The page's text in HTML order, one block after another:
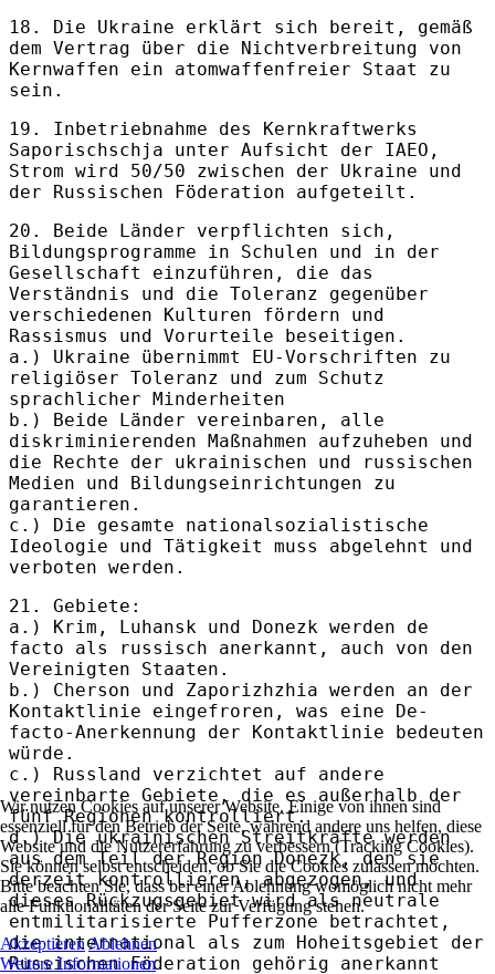
18. Die Ukraine erklärt sich bereit, gemäß
dem Vertrag über die Nichtverbreitung von
Kernwaffen ein atomwaffenfreier Staat zu
sein.
19. Inbetriebnahme des Kernkraftwerks
Saporischschja unter Aufsicht der IAEO,
Strom wird 50/50 zwischen der Ukraine und
der Russischen Föderation aufgeteilt.
20. Beide Länder verpflichten sich,
Bildungsprogramme in Schulen und in der
Gesellschaft einzuführen, die das
Verständnis und die Toleranz gegenüber
verschiedenen Kulturen fördern und
Rassismus und Vorurteile beseitigen.
a.) Ukraine übernimmt EU-Vorschriften zu
religiöser Toleranz und zum Schutz
sprachlicher Minderheiten
b.) Beide Länder vereinbaren, alle
diskriminierenden Maßnahmen aufzuheben und
die Rechte der ukrainischen und russischen
Medien und Bildungseinrichtungen zu
garantieren.
c.) Die gesamte nationalsozialistische
Ideologie und Tätigkeit muss abgelehnt und
verboten werden.
21. Gebiete:
a.) Krim, Luhansk und Donezk werden de
facto als russisch anerkannt, auch von den
Vereinigten Staaten.
b.) Cherson und Zaporizhzhia werden an der
Kontaktlinie eingefroren, was eine De-
facto-Anerkennung der Kontaktlinie bedeuten
würde.
c.) Russland verzichtet auf andere
vereinbarte Gebiete, die es außerhalb der
fünf Regionen kontrolliert.
d.) Die ukrainischen Streitkräfte werden
aus dem Teil der Region Donezk, den sie
derzeit kontrollieren, abgezogen, und
dieses Rückzugsgebiet wird als neutrale
entmilitarisierte Pufferzone betrachtet,
die international als zum Hoheitsgebiet der
Russischen Föderation gehörig anerkannt
Wir nutzen Cookies auf unserer Website. Einige von ihnen sind
essenziell für den Betrieb der Seite, während andere uns helfen, diese
Website und die Nutzererfahrung zu verbessern (Tracking Cookies).
Sie können selbst entscheiden, ob Sie die Cookies zulassen möchten.
Bitte beachten Sie, dass bei einer Ablehnung womöglich nicht mehr
alle Funktionalitäten der Seite zur Verfügung stehen.
Akzeptieren Ablehnen
Weitere Informationen